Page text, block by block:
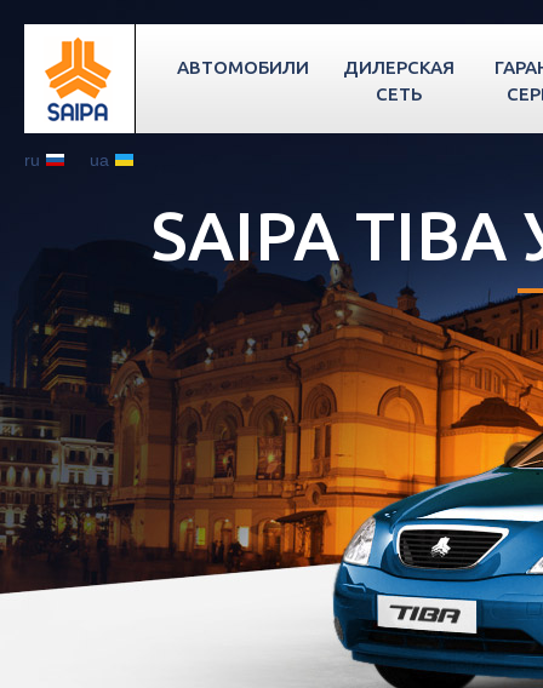
ДИЛЕРСКАЯ
СЕТЬ
АВТОМОБИЛИ
ru ua
SAIPA